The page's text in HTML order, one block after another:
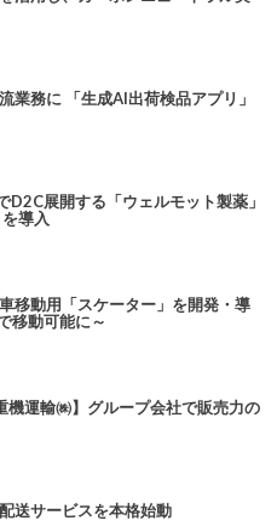
業務に 「生成AI出荷検品アプリ」
D2C展開する「ウェルモット製薬」
導入
移動用「スケーター」を開発・導
移動可能に～
機運輸㈱】グループ会社で販売力の
送サービスを本格始動